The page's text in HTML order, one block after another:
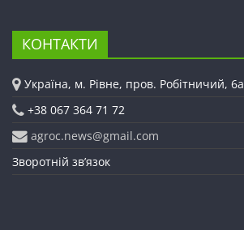
КОНТАКТИ
Україна, м. Рівне, пров. Робітничий, 6а
+38 067 364 71 72
agroc.news@gmail.com
Зворотній зв’язок